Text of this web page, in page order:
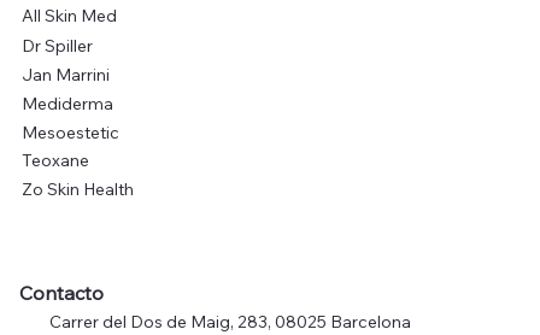
All Skin Med
Dr Spiller
Jan Marrini
Mediderma
Mesoestetic
Teoxane
Zo Skin Health
Contacto
Carrer del Dos de Maig, 283, 08025 Barcelona